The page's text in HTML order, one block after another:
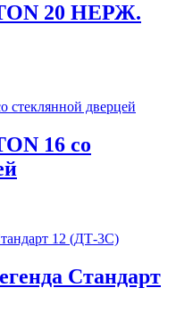
20 НЕРЖ.
16 со
Стандарт